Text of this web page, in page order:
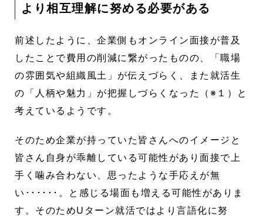
より相互理解に努める必要がある
前述したように、企業側もオンライン面接が普及
したことで費用の削減に繋がったものの、「職場
の雰囲気や組織風土」が伝えづらく、また就活生
の「人柄や魅力」が把握しづらくなった（※１）と
考えているようです。
そのため企業が持っていた皆さんへのイメージと
皆さん自身が乖離している可能性があり面接で上
手く噛み合わない、思ったような手応えが無
い･･････。と感じる場面も増える可能性がありま
す。そのためUターン就活ではより言語化に努